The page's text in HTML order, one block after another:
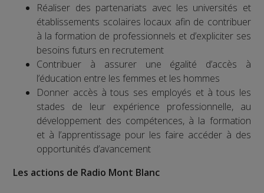
Réaliser des partenariats avec les universités et
établissements scolaires locaux afin de contribuer
à la formation de professionnels et d’expliciter ses
besoins futurs en recrutement
Contribuer à assurer une égalité d’accès à
l’éducation entre les femmes et les hommes
Donner accès à tous ses employés et à tous les
stades de leur expérience professionnelle, au
développement des compétences, à la formation
et à l’apprentissage pour les faire accéder à des
opportunités d’avancement
Les actions de Radio Mont Blanc